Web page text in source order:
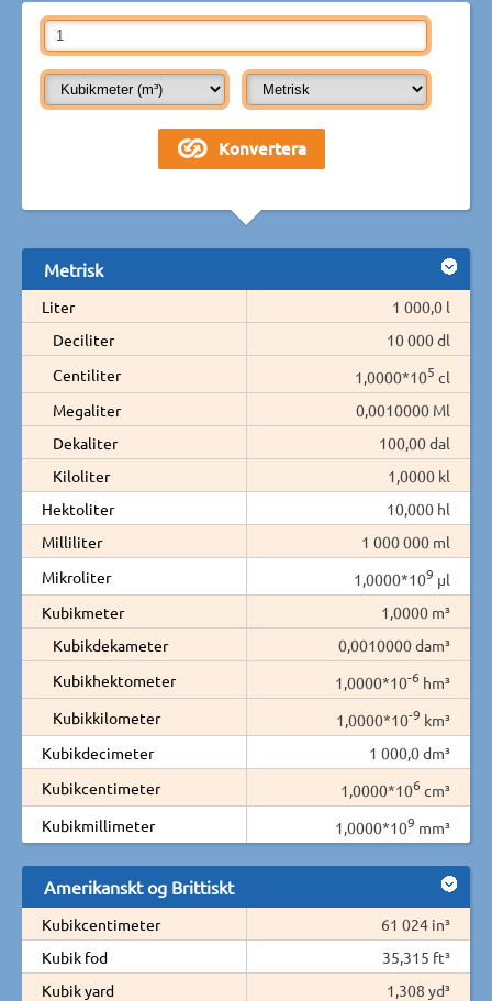
Metrisk
Liter
1 000,0 l
Deciliter
10 000 dl
Centiliter
1,0000*105 cl
Megaliter
0,0010000 Ml
Dekaliter
100,00 dal
Kiloliter
1,0000 kl
Hektoliter
10,000 hl
Milliliter
1 000 000 ml
Mikroliter
1,0000*109 µl
Kubikmeter
1,0000 m³
Kubikdekameter
0,0010000 dam³
Kubikhektometer
1,0000*10-6 hm³
Kubikkilometer
1,0000*10-9 km³
Kubikdecimeter
1 000,0 dm³
Kubikcentimeter
1,0000*106 cm³
Kubikmillimeter
1,0000*109 mm³
Amerikanskt og Brittiskt
Kubikcentimeter
61 024 in³
Kubik fod
35,315 ft³
Kubik yard
1,308 yd³